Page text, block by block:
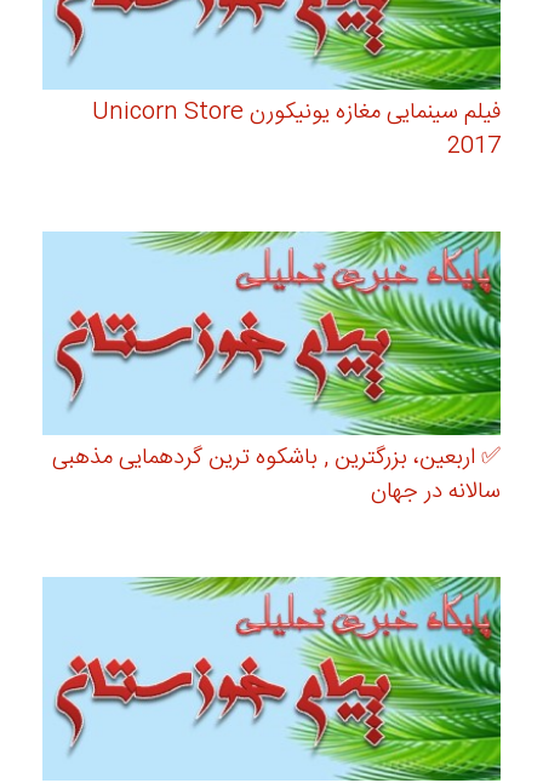
فیلم سینمایی مغازه یونیکورن Unicorn Store
2017
✅ اربعین، بزرگترین , باشکوه ترین گردهمایی مذهبی
سالانه در جهان